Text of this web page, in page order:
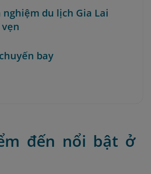
nghiệm du lịch Gia Lai
bay
đến nổi bật ở